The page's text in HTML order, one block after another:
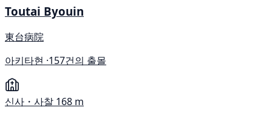
Toutai Byouin
東台病院
아키타현 ·157건의 출몰
신사・사찰 168 m